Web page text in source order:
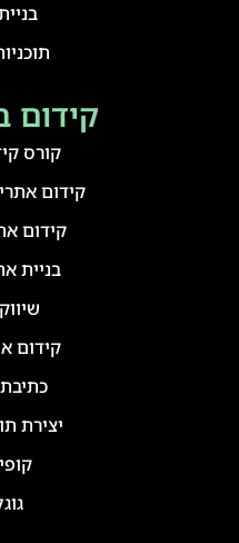
קידום
קורס
קידום
קידום
בניית
קידום
יצירת